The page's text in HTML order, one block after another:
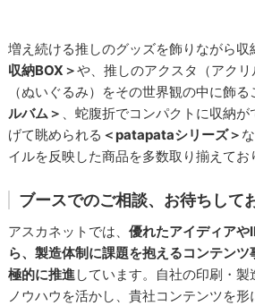
増え続ける推しのグッズを飾りながら収
収納BOX＞や、推しのアクスタ（アク
（ぬいぐるみ）をその世界観の中に飾る
ルバム＞ 、蛇腹折でコンパクトに収納
げて眺められる ＜patapataシリーズ＞
イルを反映した商品を多数取り揃えてお
ブースでのご相談、お待ちして
アスカネットでは、優れたアイディア
ら、製造体制に課題を抱えるコンテン
極的に推進しています。自社の印刷・
ノウハウを活かし、貴社コンテンツを